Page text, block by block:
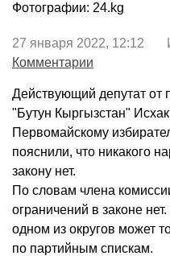
Фотографии: 24.kg
27 января 2022, 12:12
Комментарии
Действующий депутат от
"Бутун Кыргызстан"
Первомайскому
пояснили, что никакого
закону нет.
По словам члена
ограничений в законе
одном из округов может
по партийным спискам.